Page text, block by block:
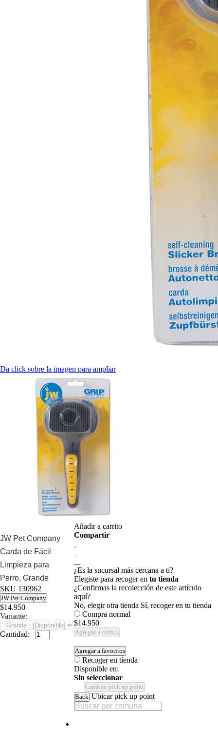
Da click sobre la imagen para ampliar
JW Pet Company
Carda de Fácil
Limpieza para
Perro, Grande
SKU 130962
JW Pet Company
$14.950
Variante:
Cantidad:
Añadir a carrito
Compartir
¿Es la sucursal más cercana a ti?
Elegiste para recoger en tu tienda
¿Confirmas la recolección de este artículo
aquí?
No, elegir otra tienda Sí, recoger en tu tienda
Compra normal
$14.950
Agregar a carrito
Agregar a favoritos
Recoger en tienda
Disponible en:
Sin seleccionar
Cambiar pick up point
Back Ubicar pick up point